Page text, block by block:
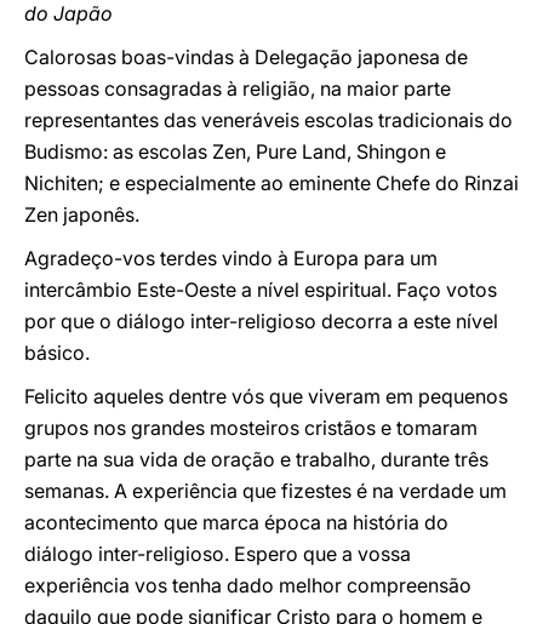
do Japão
Calorosas boas-vindas à Delegação japonesa de
pessoas consagradas à religião, na maior parte
representantes das veneráveis escolas tradicionais do
Budismo: as escolas Zen, Pure Land, Shingon e
Nichiten; e especialmente ao eminente Chefe do Rinzai
Zen japonês.
Agradeço-vos terdes vindo à Europa para um
intercâmbio Este-Oeste a nível espiritual. Faço votos
por que o diálogo inter-religioso decorra a este nível
básico.
Felicito aqueles dentre vós que viveram em pequenos
grupos nos grandes mosteiros cristãos e tomaram
parte na sua vida de oração e trabalho, durante três
semanas. A experiência que fizestes é na verdade um
acontecimento que marca época na história do
diálogo inter-religioso. Espero que a vossa
experiência vos tenha dado melhor compreensão
daquilo que pode significar Cristo para o homem e